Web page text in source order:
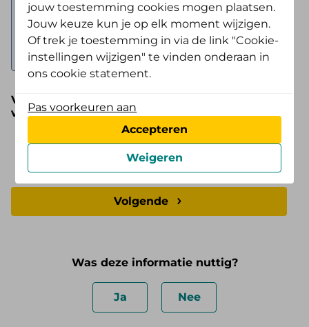
Voeg de verwijzing van uw huisarts,
medisch specialist, verpleegkundige of
diëtist toe.
Verwijzing van uw huisarts, medisch specialist,
verpleegkundige of diëtist
Volgende
Was deze informatie nuttig?
Ja Nee
jouw toestemming cookies mogen plaatsen.
Jouw keuze kun je op elk moment wijzigen.
Of trek je toestemming in via de link "Cookie-
instellingen wijzigen" te vinden onderaan in
ons cookie statement.
Pas voorkeuren aan
Accepteren
Weigeren